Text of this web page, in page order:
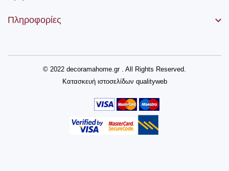
Πληροφορίες
© 2022 decoramahome.gr . All Rights Reserved.
Κατασκευή ιστοσελίδων qualityweb